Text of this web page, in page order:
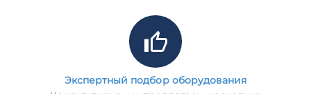
Экспертный подбор оборудования